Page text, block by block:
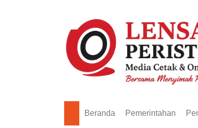
Beranda Pemerintahan